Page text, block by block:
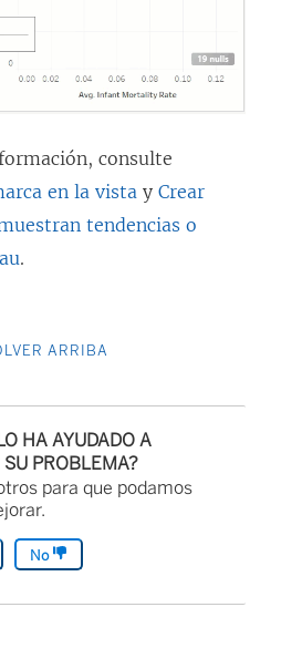
consulte
en la vista y Crear
tendencias o
.
ARRIBA
HA AYUDADO A
PROBLEMA?
para que podamos
No